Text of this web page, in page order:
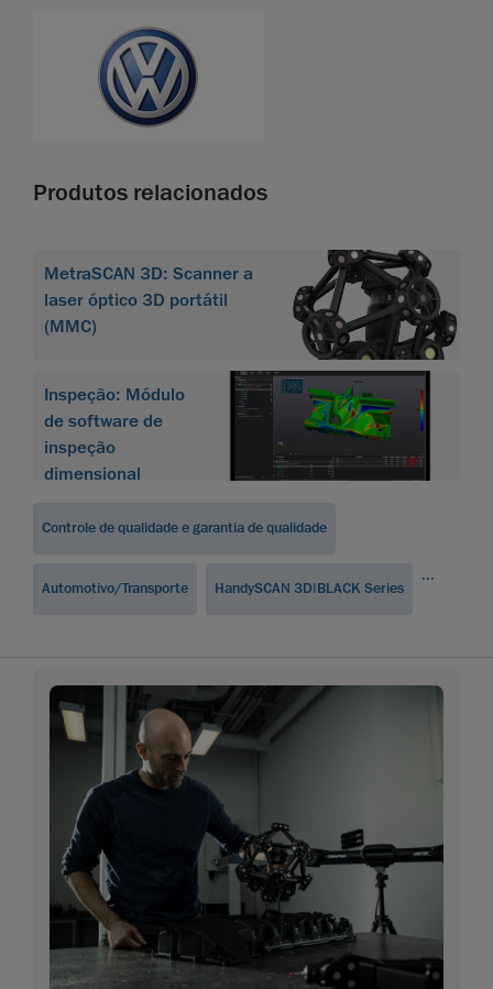
Produtos relacionados
MetraSCAN 3D: Scanner a
laser óptico 3D portátil
(MMC)
Inspeção: Módulo
de software de
inspeção
dimensional
Controle de qualidade e garantia de qualidade
Automotivo/Transporte HandySCAN 3D|BLACK Series
...